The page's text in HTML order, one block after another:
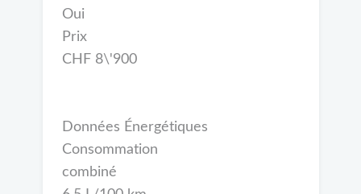
Oui
Prix
CHF 8\'900
Données Énergétiques
Consommation
combiné